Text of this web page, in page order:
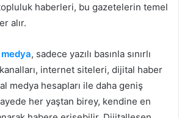
haberleri, bu gazetelerin temel
alır.
, sadece yazılı basınla sınırlı
internet siteleri, dijital haber
medya hesapları ile daha geniş
her yaştan birey, kendine en